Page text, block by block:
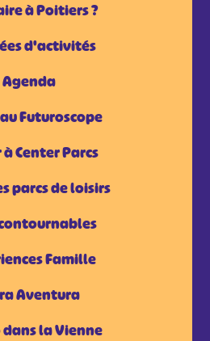
à Poitiers ?
d'activités
Agenda
Futuroscope
à Center Parcs
parcs de loisirs
Famille
Aventura
la Vienne